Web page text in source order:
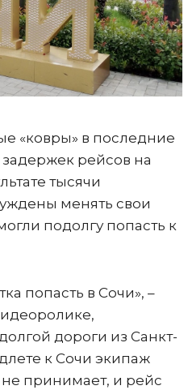
«ковры» в последние
рейсов на
тысячи
менять свои
подолгу попасть к
попасть в Сочи», –
дороги из Санкт-
к Сочи экипаж
не принимает, и рейс